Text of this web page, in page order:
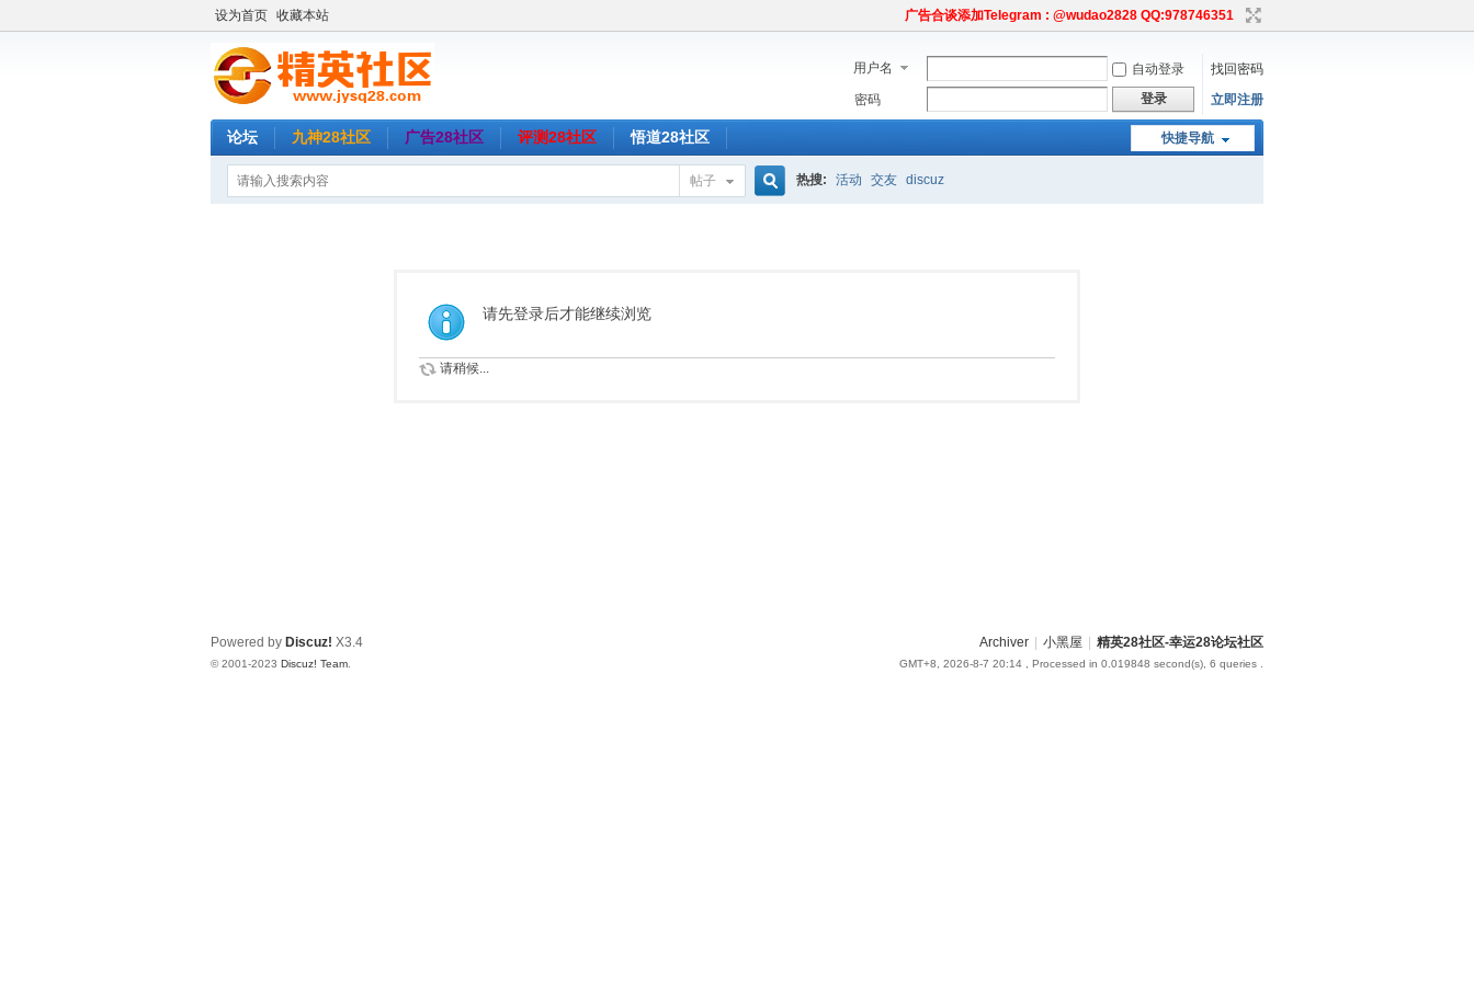
设为首页 收藏本站 广告合谈添加Telegram : @wudao2828 QQ:978746351
用户名 自动登录
找回密码
密码
登录 立即注册
快捷导航
论坛 九神28社区 广告28社区 评测28社区 悟道28社区
帖子 热搜: 活动 交友 discuz
请先登录后才能继续浏览
请稍候...
Archiver 小黑屋 精英28社区-幸运28论坛社区
GMT+8, 2026-8-7 20:14 , Processed in 0.019848 second(s), 6 queries .
Powered by Discuz! X3.4
© 2001-2023 Discuz! Team